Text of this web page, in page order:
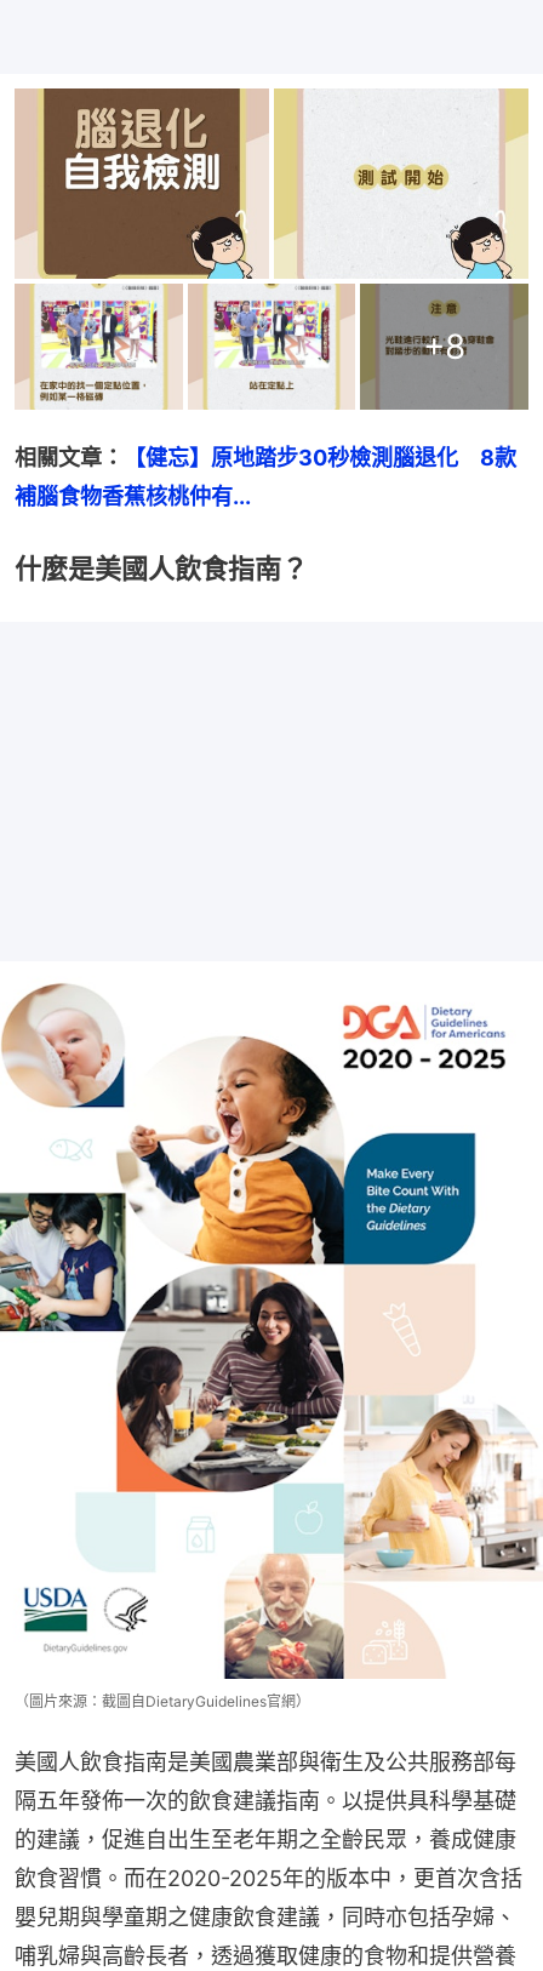
+8
相關文章：
【健忘】原地踏步30秒檢測腦退化　8款
補腦食物香蕉核桃仲有...
什麼是美國人飲食指南？
（圖片來源：截圖自DietaryGuidelines官網）
美國人飲食指南是美國農業部與衛生及公共服務部每
隔五年發佈一次的飲食建議指南。以提供具科學基礎
的建議，促進自出生至老年期之全齡民眾，養成健康
飲食習慣。而在2020-2025年的版本中，更首次含括
嬰兒期與學童期之健康飲食建議，同時亦包括孕婦、
哺乳婦與高齡長者，透過獲取健康的食物和提供營養